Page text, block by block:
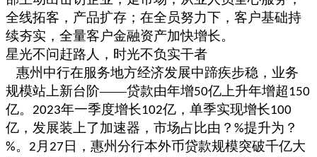
全线拓客，产品扩存；在全员努力下，客户基础持
续夯实，全量客户金融资产加快增长。
星光不问赶路人，时光不负实干者
惠州中行在服务地方经济发展中蹄疾步稳，业务
规模站上新台阶——贷款由年增50亿上升年增超150
亿。 2023年一季度增长102亿，单季实现增长100
亿，发展装上了加速器，市场占比由？ %提升为？
%。 2 月 27 日，惠州分行本外币贷款规模突破千亿大